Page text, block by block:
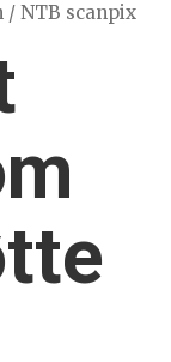
/ NTB scanpix